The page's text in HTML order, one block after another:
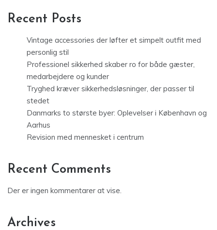
Recent Posts
Vintage accessories der løfter et simpelt outfit med
personlig stil
Professionel sikkerhed skaber ro for både gæster,
medarbejdere og kunder
Tryghed kræver sikkerhedsløsninger, der passer til
stedet
Danmarks to største byer: Oplevelser i København og
Aarhus
Revision med mennesket i centrum
Recent Comments
Der er ingen kommentarer at vise.
Archives